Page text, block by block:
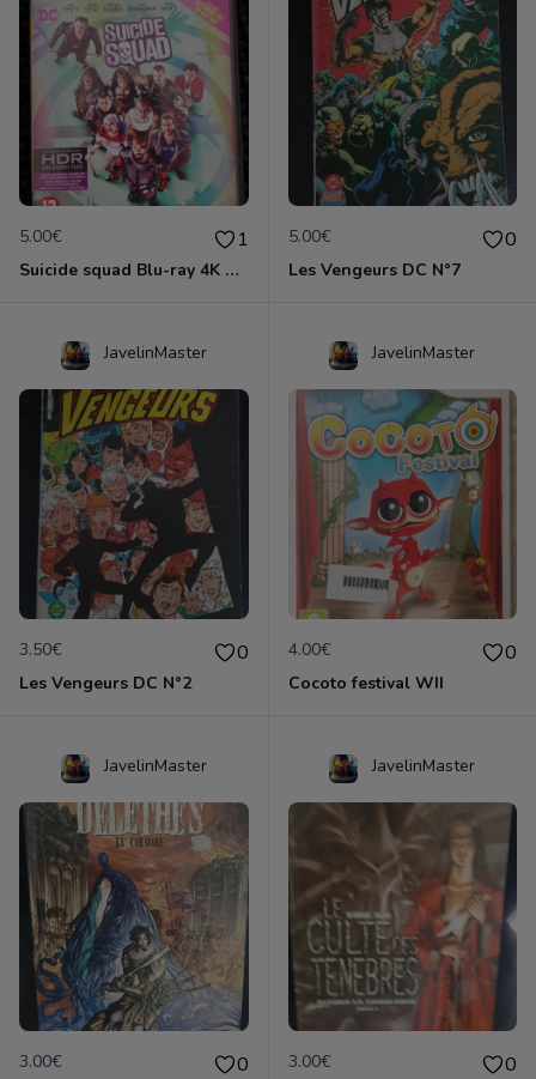
5.00€ 1
Suicide squad Blu-ray 4K ultra HD
5.00€ 0
Les Vengeurs DC N°7
JavelinMaster
3.50€ 0
Les Vengeurs DC N°2
JavelinMaster
4.00€ 0
Cocoto festival WII
JavelinMaster
3.00€ 0
JavelinMaster
3.00€ 0